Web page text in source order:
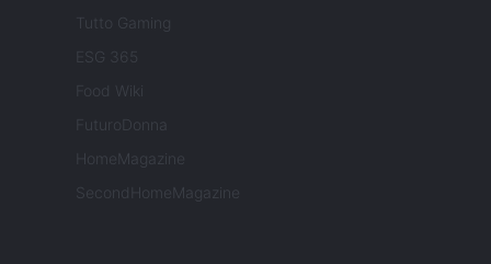
Tutto Gaming
ESG 365
Food Wiki
FuturoDonna
HomeMagazine
SecondHomeMagazine